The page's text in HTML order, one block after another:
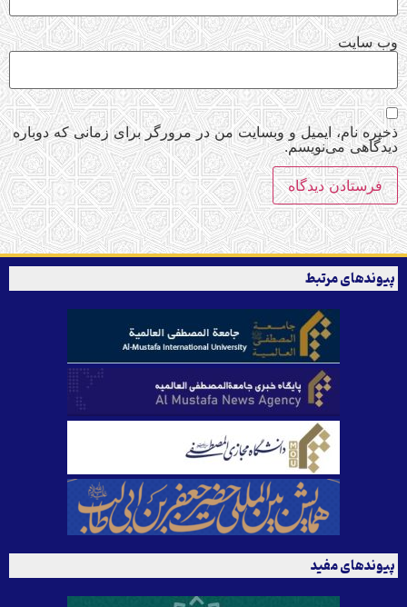
وب‌ سایت
ذخیره نام، ایمیل و وبسایت من در مرورگر برای زمانی که دوباره
دیدگاهی می‌نویسم.
پیوندهای مرتبط
پیوندهای مفید